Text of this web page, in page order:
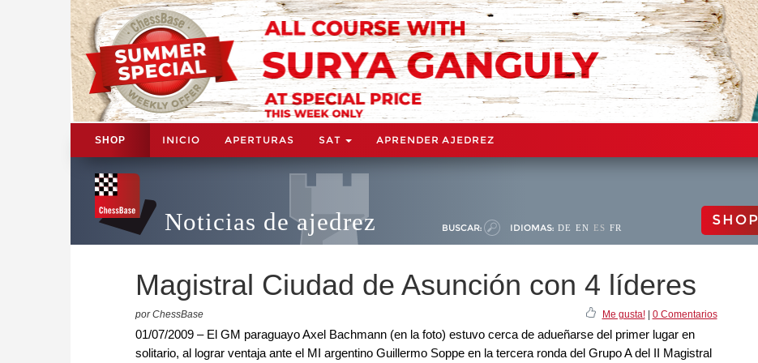
SHOP INICIO APERTURAS SAT APRENDER AJEDREZ
Noticias de ajedrez BUSCAR: IDIOMAS: DE EN ES FR SHOP
Magistral Ciudad de Asunción con 4 líderes
por ChessBase Me gusta!| 0 Comentarios
01/07/2009 – El GM paraguayo Axel Bachmann (en la foto) estuvo cerca de adueñarse del primer lugar en
solitario, al lograr ventaja ante el MI argentino Guillermo Soppe en la tercera ronda del Grupo A del II Magistral